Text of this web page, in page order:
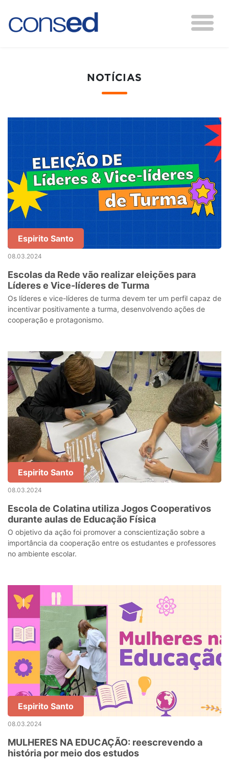
NOTÍCIAS
Espirito Santo
08.03.2024
Escolas da Rede vão realizar eleições para
Líderes e Vice-líderes de Turma
Os líderes e vice-líderes de turma devem ter um perfil capaz de
incentivar positivamente a turma, desenvolvendo ações de
cooperação e protagonismo.
Espirito Santo
08.03.2024
Escola de Colatina utiliza Jogos Cooperativos
durante aulas de Educação Física
O objetivo da ação foi promover a conscientização sobre a
importância da cooperação entre os estudantes e professores
no ambiente escolar.
Espirito Santo
08.03.2024
MULHERES NA EDUCAÇÃO: reescrevendo a
história por meio dos estudos